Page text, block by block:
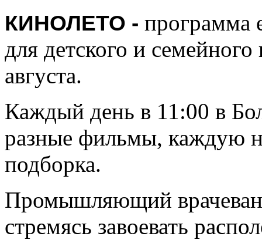
КИНОЛЕТО - программа
для детского и
августа.
Каждый день в 11:00 в
разные фильмы, каждую
подборка.
Промышляющий
стремясь завоевать